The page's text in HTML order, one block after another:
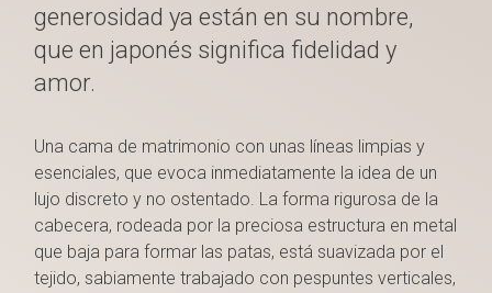
generosidad ya están en su nombre,
que en japonés significa fidelidad y
amor.
Una cama de matrimonio con unas líneas limpias y
esenciales, que evoca inmediatamente la idea de un
lujo discreto y no ostentado. La forma rigurosa de la
cabecera, rodeada por la preciosa estructura en metal
que baja para formar las patas, está suavizada por el
tejido, sabiamente trabajado con pespuntes verticales,